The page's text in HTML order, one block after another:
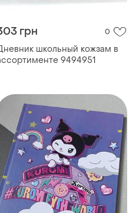
грн 0
школьный кожзам в
9494951